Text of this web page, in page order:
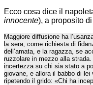
Ecco cosa dice il
innocente), a proposito
Maggiore diffusione ha
la sera, come richiesta di
dell’amata, e la ragazza, se
ruzzolare in mezzo alla
incertezza su chi sia stato a
giovane, e allora il babbo di
ripetendo il grido: «Chi ha